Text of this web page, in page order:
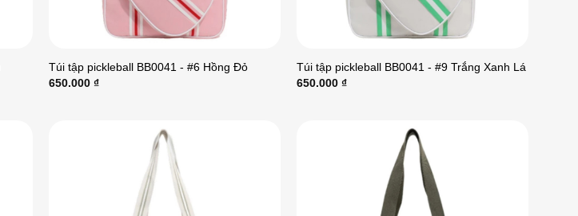
Túi tập pickleball BB0041 - #6 Hồng Đỏ
650.000 ₫
Túi tập pickleball BB0041 - #9 Trắng Xanh Lá
650.000 ₫